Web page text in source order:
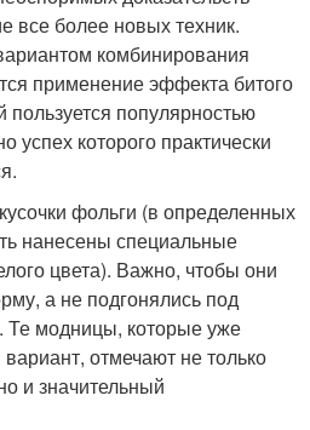
все более новых техник.
комбинирования
применение эффекта битого
пользуется популярностью
успех которого практически
фольги (в определенных
нанесены специальные
цвета). Важно, чтобы они
а не подгонялись под
Те модницы, которые уже
отмечают не только
и значительный